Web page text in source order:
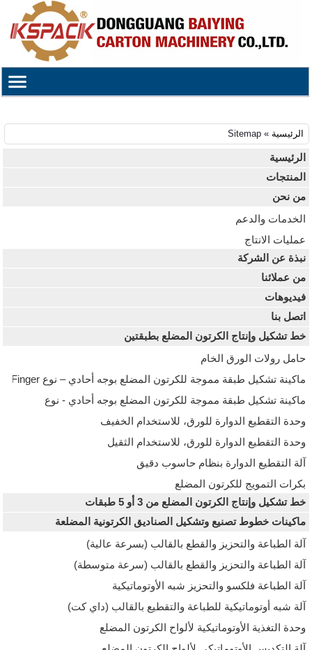
الرئيسية » Sitemap
الرئيسية
المنتجات
من نحن
الخدمات والدعم
عمليات الانتاج
نبذة عن الشركة
من عملائنا
فيديوهات
اتصل بنا
خط تشكيل وإنتاج الكرتون المضلع بطبقتين
حامل رولات الورق الخام
ماكينة تشكيل طبقة مموجة للكرتون المضلع بوجه أحادي – نوع Finger
ماكينة تشكيل طبقة مموجة للكرتون المضلع بوجه أحادي - نوع
Fingerless
وحدة التقطيع الدوارة للورق، للاستخدام الخفيف
وحدة التقطيع الدوارة للورق، للاستخدام الثقيل
آلة التقطيع الدوارة بنظام حاسوب دقيق
بكرات التمويج للكرتون المضلع
خط تشكيل وإنتاج الكرتون المضلع من 3 أو 5 طبقات
ماكينات خطوط تصنيع وتشكيل الصناديق الكرتونية المضلعة
آلة الطباعة والتحزيز والقطع بالقالب (بسرعة عالية)
آلة الطباعة والتحزيز والقطع بالقالب (سرعة متوسطة)
آلة الطباعة فلكسو والتحزيز شبه الأوتوماتيكية
آلة شبه أوتوماتيكية للطباعة والتقطيع بالقالب (داي كت)
وحدة التغذية الأوتوماتيكية لألواح الكرتون المضلع